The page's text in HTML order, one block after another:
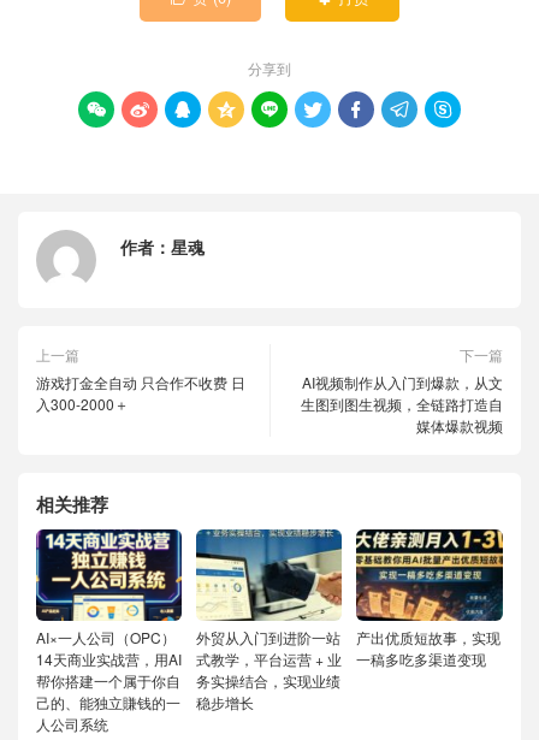
分享到
        
作者： 星魂
上一篇
游戏打金全自动 只合作不收费 日
入300-2000＋
下一篇
AI视频制作从入门到爆款，从文
生图到图生视频，全链路打造自
媒体爆款视频
相关推荐
AI×一人公司（OPC）
14天商业实战营，用AI
帮你搭建一个属于你自
己的、能独立賺钱的一
人公司系统
外贸从入门到进阶一站
式教学，平台运营 + 业
务实操结合，实现业绩
稳步增长
产出优质短故事，实现
一稿多吃多渠道变现